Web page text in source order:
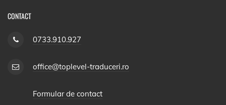
CONTACT
0733.910.927
office@toplevel-traduceri.ro
Formular de contact